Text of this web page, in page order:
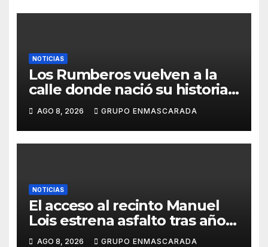
NOTICIAS
Los Rumberos vuelven a la
calle donde nació su historia:
51 años después, el mismo
barrio, el mismo orgullo
AGO 8, 2026 GRUPO ENMASCARADA
NOTICIAS
El acceso al recinto Manuel
Lois estrena asfalto tras años
de espera
AGO 8, 2026 GRUPO ENMASCARADA